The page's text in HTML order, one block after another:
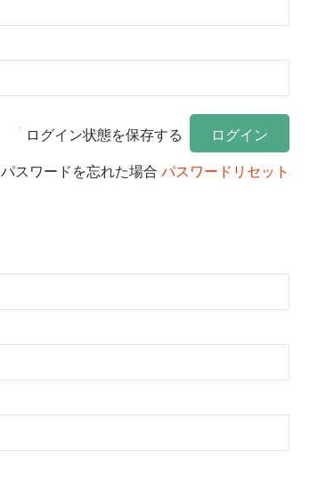
ログイン状態を保存する
パスワードを忘れた場合 パスワードリセット